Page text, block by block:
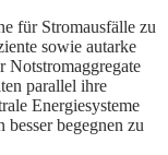
für Stromausfälle zu
sowie autarke
Notstromaggregate
parallel ihre
Energiesysteme
begegnen zu